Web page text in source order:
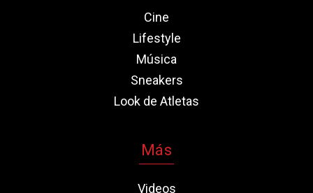
Cine
Lifestyle
Música
Sneakers
Look de Atletas
Más
Videos